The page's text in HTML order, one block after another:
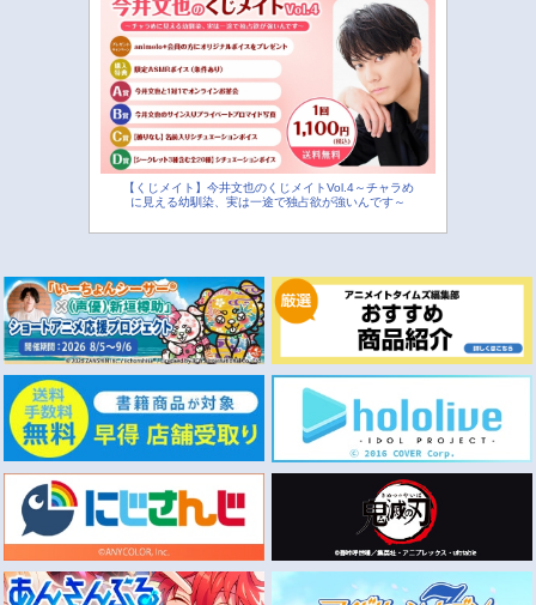
【くじメイト】今井文也のくじメイトVol.4～チャラめ
に見える幼馴染、実は一途で独占欲が強いんです～